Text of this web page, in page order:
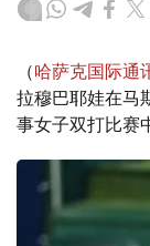
（哈萨克国际通
拉穆巴耶娃在马
事女子双打比赛